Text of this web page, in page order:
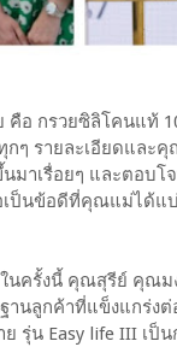
อ กรวยซิลิโคนแท้
กๆ รายละเอียดแล
มาเรื่อยๆ และตอบ
ป็นข้อดีที่คุณแม่ได้แบ่
นครั้งนี้ คุณสุรีย์ คุณ
นลูกค้าที่แข็งแกร่งต่
รุ่น Easy life III เ